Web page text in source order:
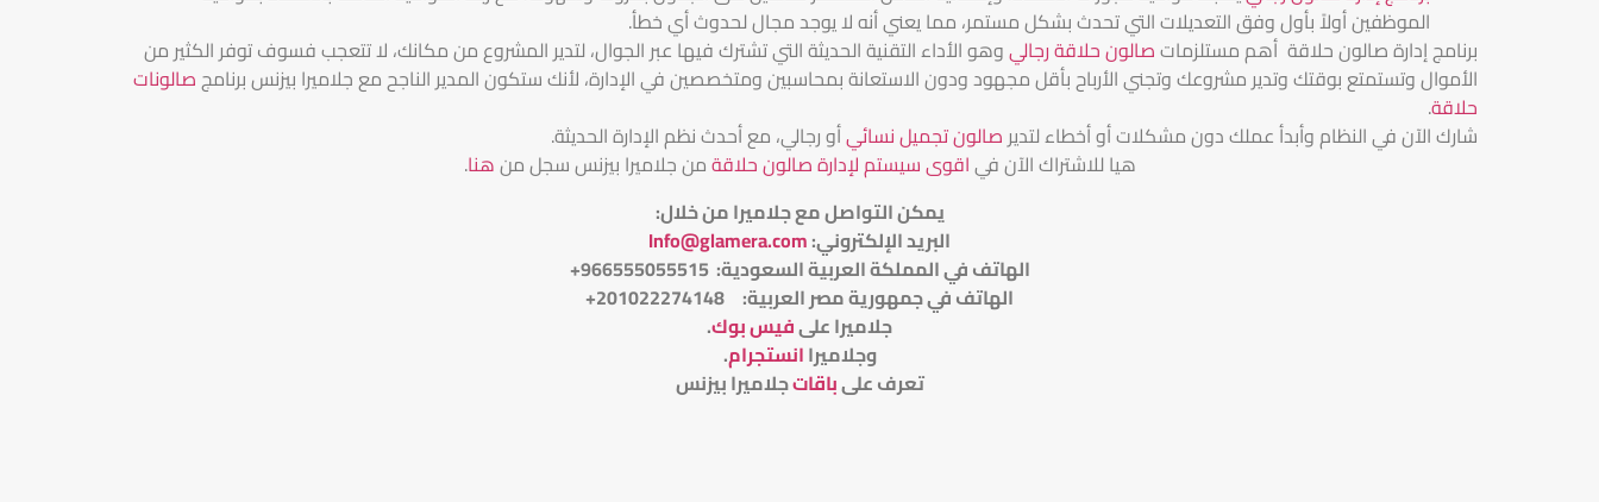
الموظفين أولاً بأول وفق التعديلات التي تحدث بشكل مستمر، مما يعني أنه لا يوجد مجال لحدوث أي خطأ.
برنامج إدارة صالون حلاقة أهم مستلزماتصالون حلاقة رجاليوهو الأداء التقنية الحديثة التي تشترك فيها عبر الجوال، لتدير المشروع من مكانك، لا تتعجب فسوف توفر الكثير من
الأموال وتستمتع بوقتك وتدير مشروعك وتجني الأرباح بأقل مجهود ودون الاستعانة بمحاسبين ومتخصصين في الإدارة، لأنك ستكون المدير الناجح مع جلاميرا بيزنس برنامجصالونات
حلاقة.
شارك الآن في النظام وأبدأ عملك دون مشكلات أو أخطاء لتدير صالون تجميل نسائيأو رجالي، مع أحدث نظم الإدارة الحديثة.
هيا للاشتراك الآن فياقوى سيستم لإدارة صالون حلاقةمن جلاميرا بيزنس سجل منهنا.
يمكن التواصل مع جلاميرا من خلال:
البريد الإلكتروني:
Info@glamera.com
الهاتف في المملكة العربية السعودية: 966555055515+
الهاتف في جمهورية مصر العربية: 201022274148+
جلاميرا علىفيس بوك.
وجلاميراانستجرام.
تعرف علىباقاتجلاميرا بيزنس